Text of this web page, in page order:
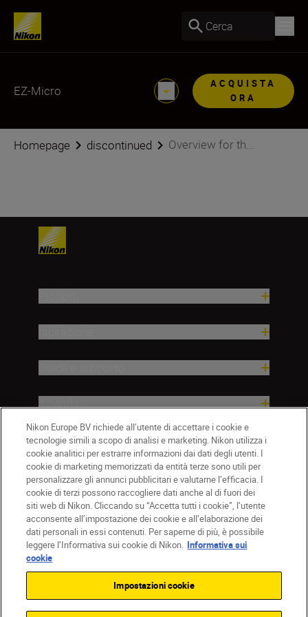
Cerca
EZ-Micro
ACQUISTA
ORA
Homepage discontinued Overview for th...
Azienda
IT Nikon Sites
Contattateci
Termini di utilizzo
Informativa sui cookie
Impostazioni dei cookie
Nikon Europe BV richiede all’utente di accettare i cookie e
tecnologie simili a scopo di analisi e marketing. Nikon utilizza i
cookie analitici per estrarre informazioni dai dati degli utenti. I
cookie di marketing memorizzati da entità terze sono utili per
personalizzare gli annunci pubblicitari e valutarne l’efficacia. I
cookie di terzi possono raccogliere dati anche al di fuori dei
siti web di Nikon. Cliccando su “Accetta tutti i cookie”, l’utente
acconsente all’impostazione dei cookie e all’elaborazione dei
dati personali in essi contenuti. Per saperne di più, è possibile
leggere l’Informativa sui cookie di Nikon. Informativa sui
cookie
Impostazioni cookie